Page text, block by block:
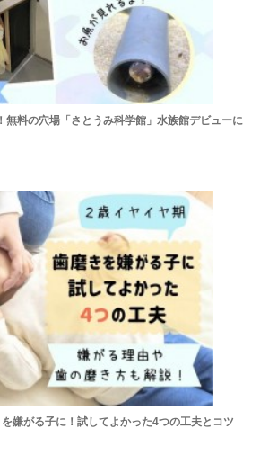
無料の穴場「さとうみ科学館」水族館デビューに
を嫌がる子に！試してよかった4つの工夫とコツ